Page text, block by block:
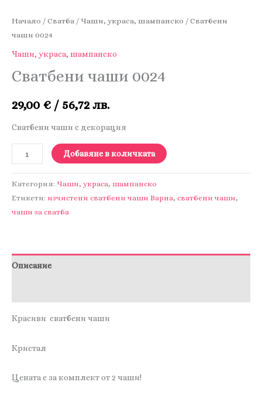
Начало / Сватба / Чаши, украса, шампанско / Сватбени
чаши 0024
Чаши, украса, шампанско
Сватбени чаши 0024
29,00 € / 56,72 лв.
Сватбени чаши с декорация
количество
за
Сватбени
чаши
0024
Добавяне в количката
Категория: Чаши, украса, шампанско
Етикети: изчистени сватбени чаши Варна, сватбени чаши,
чаши за сватба
Описание
Красиви сватбени чаши
Кристал
Цената е за комплект от 2 чаши!